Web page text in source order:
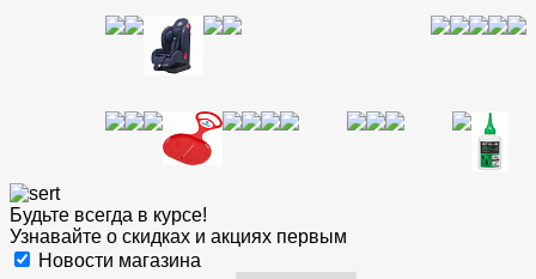
Будьте всегда в курсе!
Узнавайте о скидках и акциях первым
Новости магазина